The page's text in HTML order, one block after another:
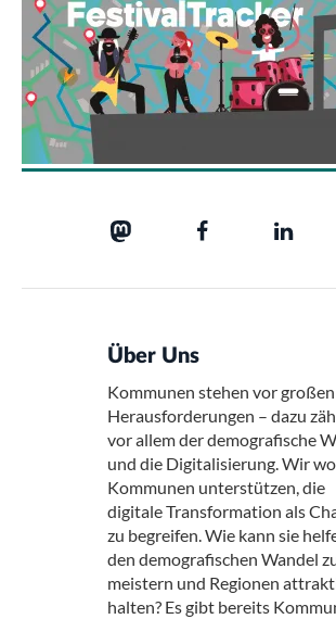
Über Uns
Kommunen stehen vor großen
Herausforderungen – dazu
vor allem der demografische
und die Digitalisierung. Wir
Kommunen unterstützen, die
digitale Transformation als
zu begreifen. Wie kann sie
den demografischen Wandel
meistern und Regionen
halten? Es gibt bereits